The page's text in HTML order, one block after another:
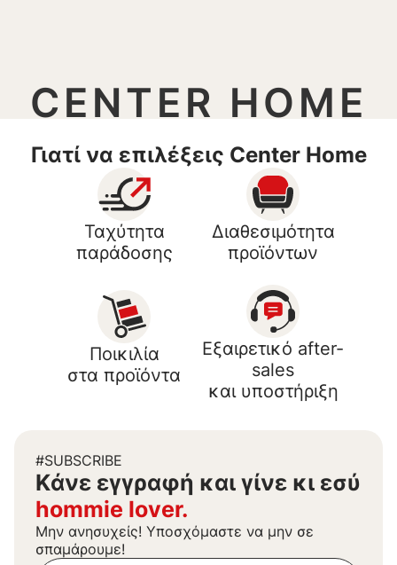
CENTER HOME
Γιατί να επιλέξεις Center Home
Ταχύτητα
παράδοσης
Διαθεσιμότητα
προϊόντων
Ποικιλία
στα προϊόντα
Εξαιρετικό after-
sales
και υποστήριξη
#SUBSCRIBE
Kάνε εγγραφή και γίνε κι εσύ
hommie lover.
Μην ανησυχείς! Υποσχόμαστε να μην σε
σπαμάρουμε!